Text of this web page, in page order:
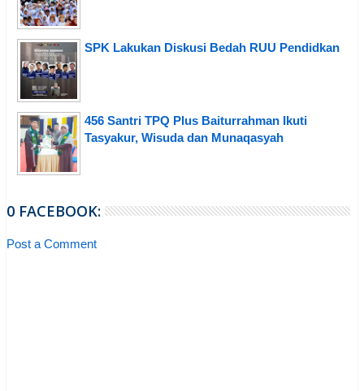
SPK Lakukan Diskusi Bedah RUU Pendidkan
456 Santri TPQ Plus Baiturrahman Ikuti
Tasyakur, Wisuda dan Munaqasyah
0 FACEBOOK:
Post a Comment